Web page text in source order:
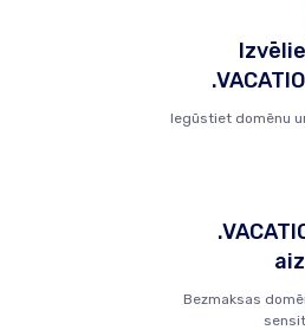
Iegūstiet domēnu
Bezmaksas